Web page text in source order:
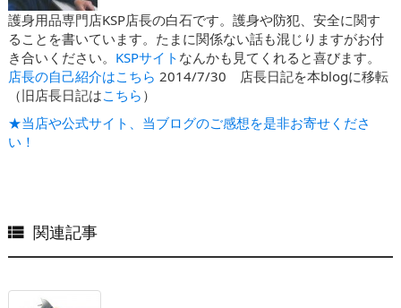
護身用品専門店KSP店長の白石です。護身や防犯、安全に関す
ることを書いています。たまに関係ない話も混じりますがお付
き合いください。 KSPサイト なんかも見てくれると喜びます。
店長の自己紹介はこちら 2014/7/30 店長日記を本blogに移転
（旧店長日記はこちら ）
★当店や公式サイト、当ブログのご感想を是非お寄せくださ
い！
 関連記事